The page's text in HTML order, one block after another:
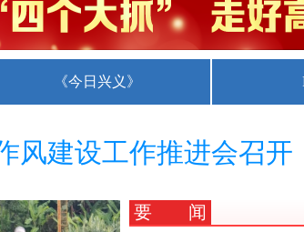
引中国经济高质量发展
定向高质量推进国防和
《今日兴义》
“八一”走访慰问
众身边不正之风和腐败
风建设工作推进会召开
队到工商银行兴义分行
要闻